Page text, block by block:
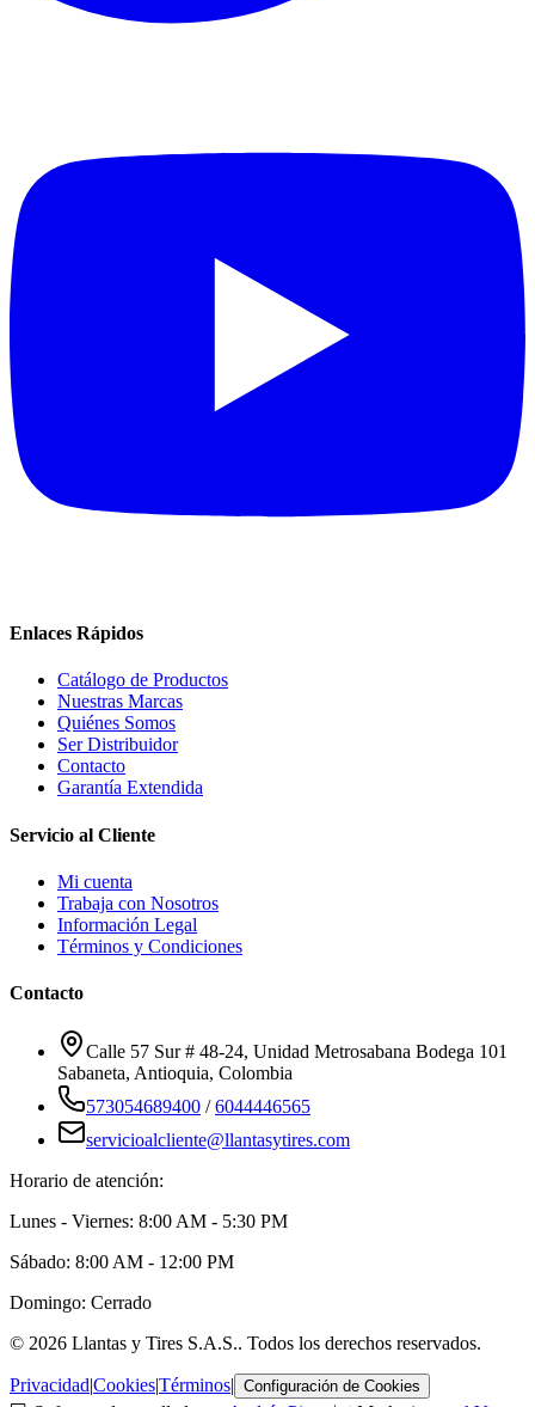
Enlaces Rápidos
Catálogo de Productos
Nuestras Marcas
Quiénes Somos
Ser Distribuidor
Contacto
Garantía Extendida
Servicio al Cliente
Mi cuenta
Trabaja con Nosotros
Información Legal
Términos y Condiciones
Contacto
Calle 57 Sur # 48-24, Unidad Metrosabana Bodega 101
Sabaneta, Antioquia, Colombia
573054689400 /6044446565
servicioalcliente@llantasytires.com
Horario de atención:
Lunes - Viernes: 8:00 AM - 5:30 PM
Sábado: 8:00 AM - 12:00 PM
Domingo: Cerrado
© 2026 Llantas y Tires S.A.S.. Todos los derechos reservados.
Privacidad|Cookies|Términos| Configuración de Cookies